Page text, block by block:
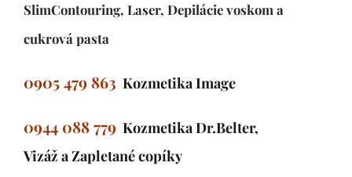
SlimContouring, Laser, Depilácie voskom a
cukrová pasta
0905 479 863 Kozmetika Image
0944 088 779 Kozmetika Dr.Belter,
Vizáž a Zapletané copíky